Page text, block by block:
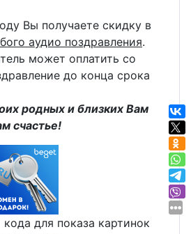
Вы получаете скидку в
аудио поздравления.
может оплатить со
до конца срока
родных и близких Вам
счастье!
для показа картинок